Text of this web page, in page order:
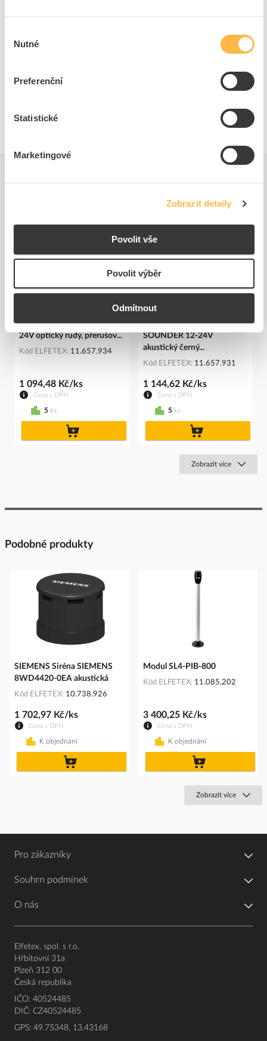
souhlasu
Nutné
Preferenční
Statistické
Marketingové
Zobrazit detaily
Povolit vše
Povolit výběr
Odmítnout
SIRENA Modul NXT FLA
24V optický rudý, přerušov...
Kód ELFETEX 11.657.934
Cena s DPH
1 094,48 Kč/ks
5 ks
SIRENA Modul NXT
SOUNDER 12-24V
akustický černý...
Kód ELFETEX 11.657.931
Cena s DPH
1 144,62 Kč/ks
5 ks
Zobrazit více
Podobné produkty
SIEMENS Siréna SIEMENS
8WD4420-0EA akustická
Kód ELFETEX 10.738.926
Cena s DPH
1 702,97 Kč/ks
K objednání
Modul SL4-PIB-800
Kód ELFETEX 11.085.202
Cena s DPH
3 400,25 Kč/ks
K objednání
Zobrazit více
Pro zákazníky
Souhrn podmínek
O nás
Elfetex, spol. s r.o.
Hřbitovní 31a
Plzeň 312 00
Česká republika
IČO: 40524485
DIČ: CZ40524485
GPS: 49.75348, 13.43168